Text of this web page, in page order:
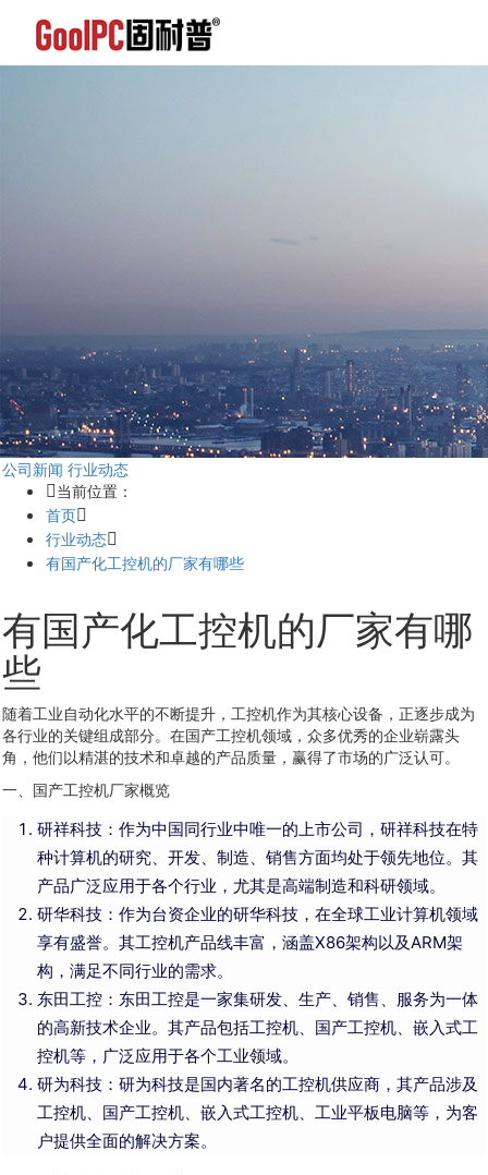
公司新闻 行业动态
当前位置：
首页
行业动态
有国产化工控机的厂家有哪些
有国产化工控机的厂家有哪
些
随着工业自动化水平的不断提升，工控机作为其核心设备，正逐步成为
各行业的关键组成部分。在国产工控机领域，众多优秀的企业崭露头
角，他们以精湛的技术和卓越的产品质量，赢得了市场的广泛认可。
一、国产工控机厂家概览
研祥科技：作为中国同行业中唯一的上市公司，研祥科技在特
种计算机的研究、开发、制造、销售方面均处于领先地位。其
产品广泛应用于各个行业，尤其是高端制造和科研领域。
研华科技：作为台资企业的研华科技，在全球工业计算机领域
享有盛誉。其工控机产品线丰富，涵盖X86架构以及ARM架
构，满足不同行业的需求。
东田工控：东田工控是一家集研发、生产、销售、服务为一体
的高新技术企业。其产品包括工控机、国产工控机、嵌入式工
控机等，广泛应用于各个工业领域。
研为科技：研为科技是国内著名的工控机供应商，其产品涉及
工控机、国产工控机、嵌入式工控机、工业平板电脑等，为客
户提供全面的解决方案。